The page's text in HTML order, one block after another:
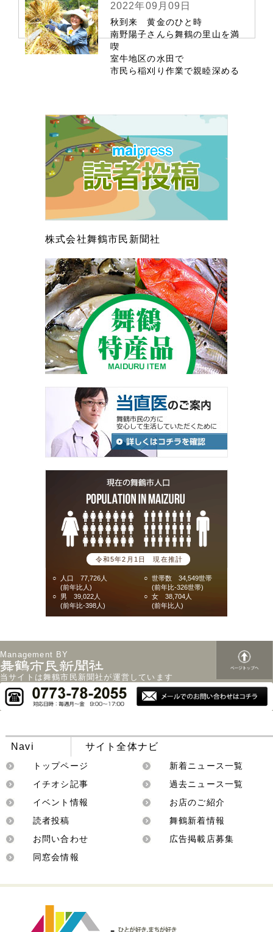
2022年09月09日
秋到来 黄金のひと時
南野陽子さんら舞鶴の里山を満
喫
室牛地区の水田で
市民ら稲刈り作業で親睦深める
株式会社舞鶴市民新聞社
令和5年2月1日 現在推計
○
人口 77,726人
(前年比人)
○
男 39,022人
(前年比-398人)
○ 世帯数 34,549世帯
(前年比-326世帯)
○ 女 38,704人
(前年比人)
Management BY
当サイトは舞鶴市民新聞社が運営しています
Navi サイト全体ナビ
トップページ
新着ニュース一覧
イチオシ記事
過去ニュース一覧
イベント情報
お店のご紹介
読者投稿
舞鶴新着情報
お問い合わせ
広告掲載店募集
同窓会情報